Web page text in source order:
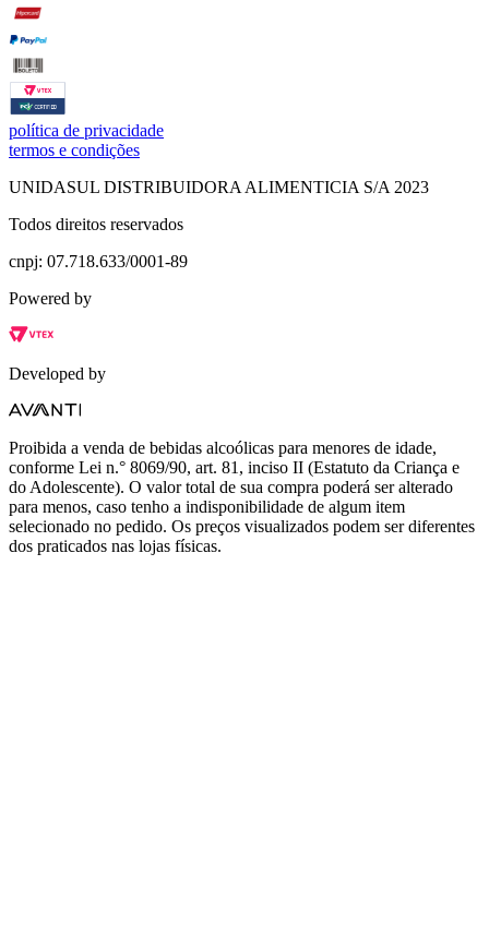
política de privacidade
termos e condições
UNIDASUL DISTRIBUIDORA ALIMENTICIA S/A 2023
Todos direitos reservados
cnpj: 07.718.633/0001-89
Powered by
Developed by
Proibida a venda de bebidas alcoólicas para menores de idade,
conforme Lei n.° 8069/90, art. 81, inciso II (Estatuto da Criança e
do Adolescente). O valor total de sua compra poderá ser alterado
para menos, caso tenho a indisponibilidade de algum item
selecionado no pedido. Os preços visualizados podem ser diferentes
dos praticados nas lojas físicas.